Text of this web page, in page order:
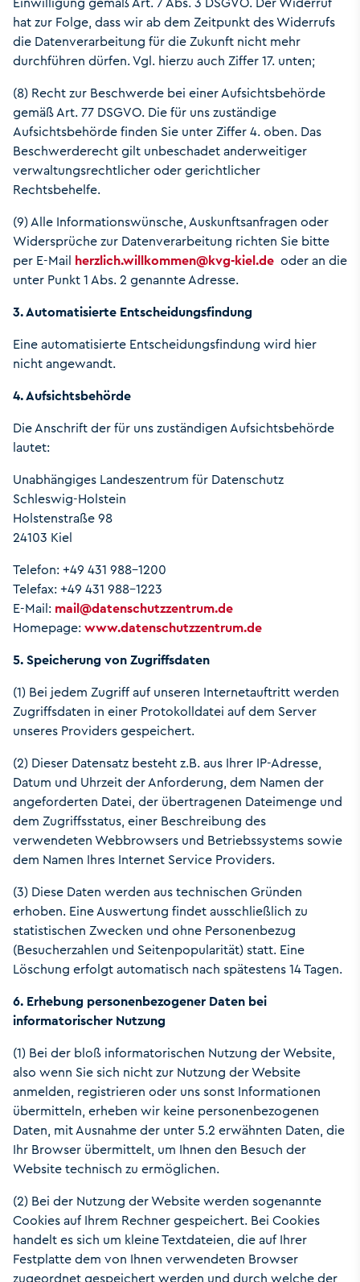
hat zur Folge, dass wir ab dem Zeitpunkt des Widerrufs
die Datenverarbeitung für die Zukunft nicht mehr
durchführen dürfen. Vgl. hierzu auch Ziffer 17. unten;
(8) Recht zur Beschwerde bei einer Aufsichtsbehörde
gemäß Art. 77 DSGVO. Die für uns zuständige
Aufsichtsbehörde finden Sie unter Ziffer 4. oben. Das
Beschwerderecht gilt unbeschadet anderweitiger
verwaltungsrechtlicher oder gerichtlicher
Rechtsbehelfe.
(9) Alle Informationswünsche, Auskunftsanfragen oder
Widersprüche zur Datenverarbeitung richten Sie bitte
per E-Mail herzlich.willkommen@kvg-kiel.de oder an die
unter Punkt 1 Abs. 2 genannte Adresse.
3. Automatisierte Entscheidungsfindung
Eine automatisierte Entscheidungsfindung wird hier
nicht angewandt.
4. Aufsichtsbehörde
Die Anschrift der für uns zuständigen Aufsichtsbehörde
lautet:
Unabhängiges Landeszentrum für Datenschutz
Schleswig-Holstein
Holstenstraße 98
24103 Kiel
Telefon: +49 431 988-1200
Telefax: +49 431 988-1223
E-Mail: mail@datenschutzzentrum.de
Homepage:www.datenschutzzentrum.de
5. Speicherung von Zugriffsdaten
(1) Bei jedem Zugriff auf unseren Internetauftritt werden
Zugriffsdaten in einer Protokolldatei auf dem Server
unseres Providers gespeichert.
(2) Dieser Datensatz besteht z.B. aus Ihrer IP-Adresse,
Datum und Uhrzeit der Anforderung, dem Namen der
angeforderten Datei, der übertragenen Dateimenge und
dem Zugriffsstatus, einer Beschreibung des
verwendeten Webbrowsers und Betriebssystems sowie
dem Namen Ihres Internet Service Providers.
(3) Diese Daten werden aus technischen Gründen
erhoben. Eine Auswertung findet ausschließlich zu
statistischen Zwecken und ohne Personenbezug
(Besucherzahlen und Seitenpopularität) statt. Eine
Löschung erfolgt automatisch nach spätestens 14 Tagen.
6. Erhebung personenbezogener Daten bei
informatorischer Nutzung
(1) Bei der bloß informatorischen Nutzung der Website,
also wenn Sie sich nicht zur Nutzung der Website
anmelden, registrieren oder uns sonst Informationen
übermitteln, erheben wir keine personenbezogenen
Daten, mit Ausnahme der unter 5.2 erwähnten Daten, die
Ihr Browser übermittelt, um Ihnen den Besuch der
Website technisch zu ermöglichen.
(2) Bei der Nutzung der Website werden sogenannte
Cookies auf Ihrem Rechner gespeichert. Bei Cookies
handelt es sich um kleine Textdateien, die auf Ihrer
Festplatte dem von Ihnen verwendeten Browser
zugeordnet gespeichert werden und durch welche der